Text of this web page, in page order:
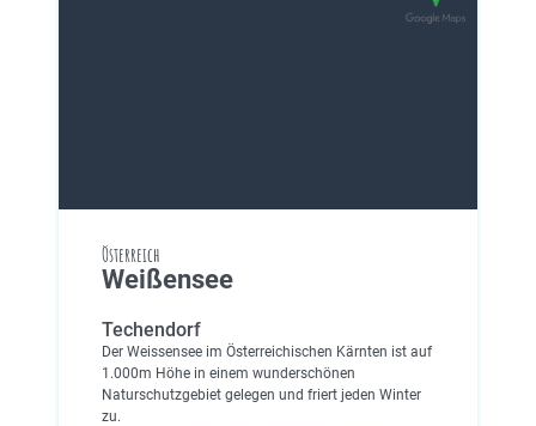
Österreich
Weißensee
Techendorf
Der Weissensee im Österreichischen Kärnten ist auf
1.000m Höhe in einem wunderschönen
Naturschutzgebiet gelegen und friert jeden Winter
zu.